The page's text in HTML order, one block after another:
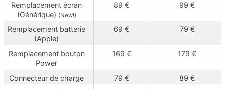
Remplacement écran
(Générique) (New!)
89 € 99 €
Remplacement batterie
(Apple)
69 € 79 €
Remplacement bouton
Power
169 € 179 €
Connecteur de charge 79 €
89 €